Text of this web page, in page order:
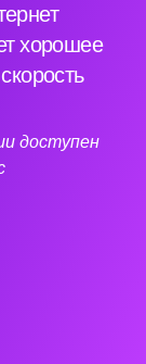
хорошее
доступен